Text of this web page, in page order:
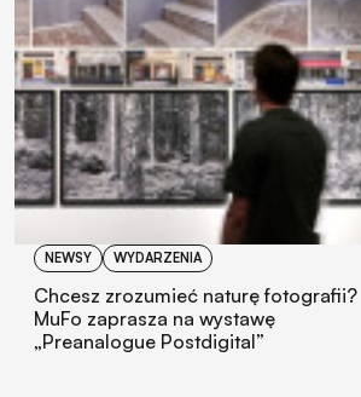
NEWSY WYDARZENIA
Chcesz zrozumieć naturę fotografii?
MuFo zaprasza na wystawę
„Preanalogue Postdigital”